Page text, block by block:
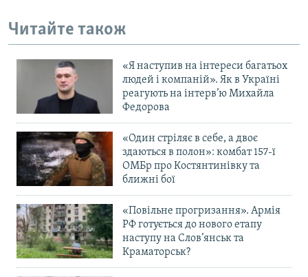
Читайте також
«Я наступив на інтереси багатьох
людей і компаній». Як в Україні
реагують на інтерв’ю Михайла
Федорова
«Один стріляє в себе, а двоє
здаються в полон»: комбат 157-ї
ОМБр про Костянтинівку та
ближні бої
«Повільне прогризання». Армія
РФ готується до нового етапу
наступу на Слов’янськ та
Краматорськ?